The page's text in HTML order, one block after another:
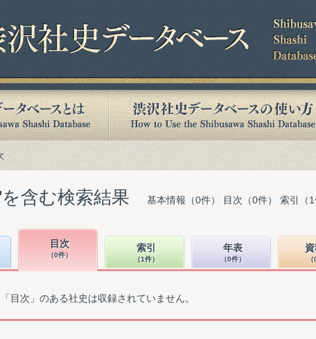
含む検索結果 基本情報（0件） 目次（0件） 索引（
目次
（0件）
索引
（1件）
年表
（0件）
目次」のある社史は収録されていません。